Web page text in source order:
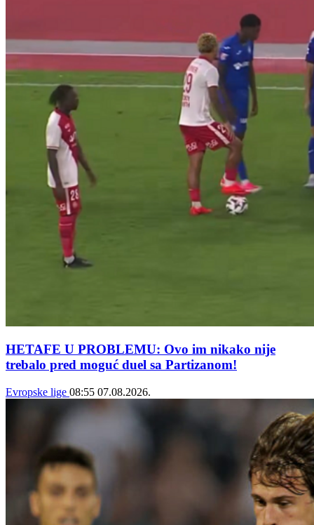
HETAFE U PROBLEMU: Ovo im nikako nije
trebalo pred moguć duel sa Partizanom!
Evropske lige 08:55 07.08.2026.